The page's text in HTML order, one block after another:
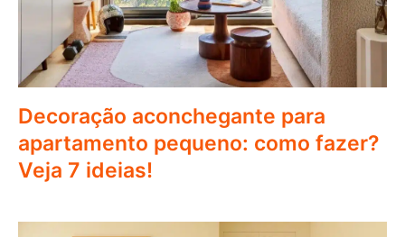
Decoração aconchegante para
apartamento pequeno: como fazer?
Veja 7 ideias!